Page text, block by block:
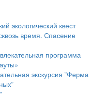
экологический квест
время. Спасение
программа
экскурсия "Ферма